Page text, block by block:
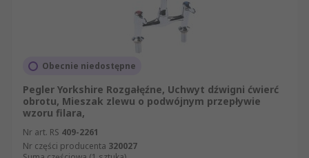
Obecnie niedostępne
Pegler Yorkshire Rozgałęźne, Uchwyt dźwigni ćwierć
obrotu, Mieszak zlewu o podwójnym przepływie
wzoru filara,
Nr art. RS 409-2261
Nr części producenta 320027